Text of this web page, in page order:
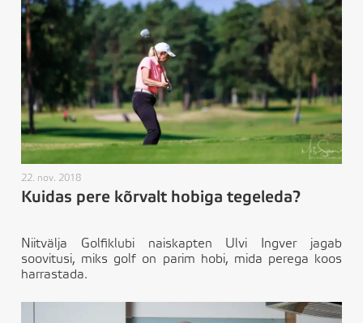
22. nov. 2018
Kuidas pere kõrvalt hobiga tegeleda?
Niitvälja Golfiklubi naiskapten Ulvi Ingver jagab
soovitusi, miks golf on parim hobi, mida perega koos
harrastada.